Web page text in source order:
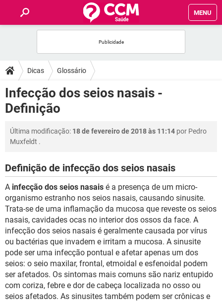
MENU
FÓRUM
SAÚDE
FAMÍLIA
NUTRIÇÃO
BEM-ESTAR
SEXUALIDADE
GLOSSÁRIO
Dicas Glossário
Infecção dos seios nasais -
Definição
Última modificação: 18 de fevereiro de 2018 às 11:14 por Pedro
Muxfeldt .
Definição de infecção dos seios nasais
A infecção dos seios nasais é a presença de um micro-
organismo estranho nos seios nasais, causando sinusite.
Trata-se de uma inflamação da mucosa que reveste os seios
nasais, cavidades ocas no interior dos ossos da face. A
infecção dos seios nasais é geralmente causada por vírus
ou bactérias que invadem e irritam a mucosa. A sinusite
pode ser uma infecção pontual e afetar apenas um dos
seios: o seio maxilar, frontal, etmoidal e esfenoidal podem
ser afetados. Os sintomas mais comuns são nariz entupido
com coriza, febre e dor de cabeça localizada no osso ou
seios afetados. As sinusites também podem ser crônicas e